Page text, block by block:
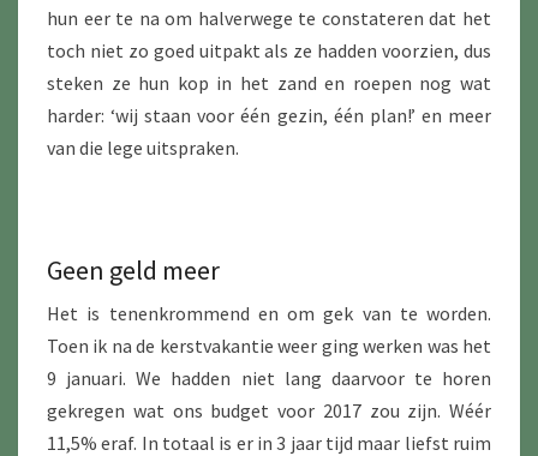
hun eer te na om halverwege te constateren dat het
toch niet zo goed uitpakt als ze hadden voorzien, dus
steken ze hun kop in het zand en roepen nog wat
harder: ‘wij staan voor één gezin, één plan!’ en meer
van die lege uitspraken.
Geen geld meer
Het is tenenkrommend en om gek van te worden.
Toen ik na de kerstvakantie weer ging werken was het
9 januari. We hadden niet lang daarvoor te horen
gekregen wat ons budget voor 2017 zou zijn. Wéér
11,5% eraf. In totaal is er in 3 jaar tijd maar liefst ruim